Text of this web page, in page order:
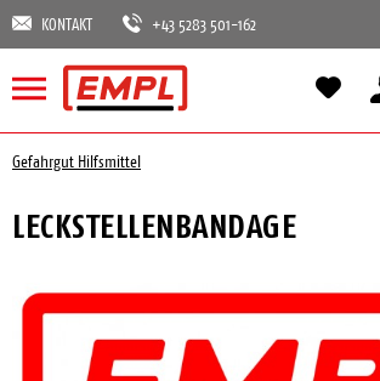
KONTAKT +43 5283 501-162
Gefahrgut Hilfsmittel
LECKSTELLENBANDAGE